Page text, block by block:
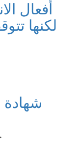
أفعال
لكنها
شهادة